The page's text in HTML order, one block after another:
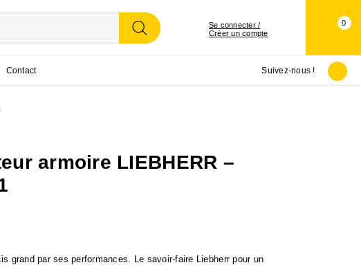
Se connecter /
Créer un compte
0
Contact Suivez-nous !
armoire LIEBHERR –
grand par ses performances. Le savoir-faire Liebherr pour un